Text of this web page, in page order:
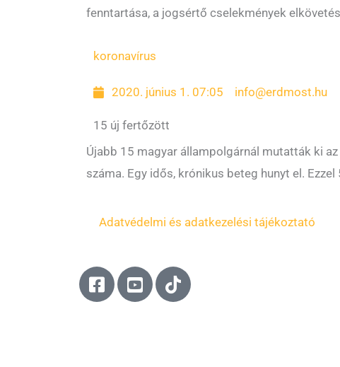
fenntartása, a jogsértő cselekmények
koronavírus
2020. június 1. 07:05 info@erdmost.hu
15 új fertőzött
Újabb 15 magyar állampolgárnál mutatták ki
száma. Egy idős, krónikus beteg hunyt el.
Adatvédelmi és adatkezelési tájékoztató
F
a
Y
o
T
i